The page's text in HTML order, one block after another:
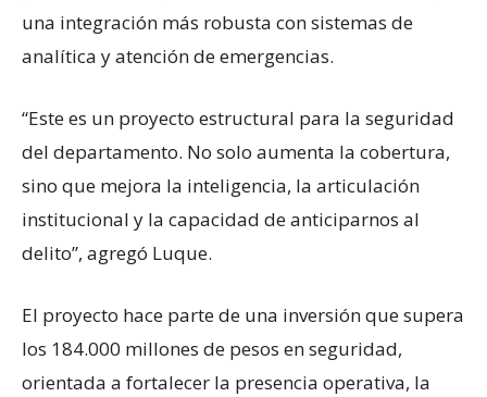
una integración más robusta con sistemas de
analítica y atención de emergencias.
“Este es un proyecto estructural para la seguridad
del departamento. No solo aumenta la cobertura,
sino que mejora la inteligencia, la articulación
institucional y la capacidad de anticiparnos al
delito”, agregó Luque.
El proyecto hace parte de una inversión que supera
los 184.000 millones de pesos en seguridad,
orientada a fortalecer la presencia operativa, la